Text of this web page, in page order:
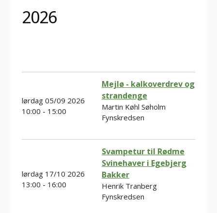
2026
lørdag 05/09 2026
10:00 - 15:00
Mejlø - kalkoverdrev og
strandenge
Martin Køhl Søholm
Fynskredsen
lørdag 17/10 2026
13:00 - 16:00
Svampetur til Rødme
Svinehaver i Egebjerg
Bakker
Henrik Tranberg
Fynskredsen